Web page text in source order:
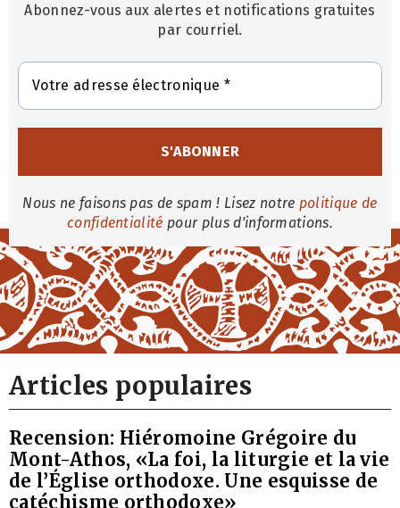
Abonnez-vous aux alertes et notifications gratuites
par courriel.
Nous ne faisons pas de spam ! Lisez notre politique de
confidentialité pour plus d'informations.
Articles populaires
Recension: Hiéromoine Grégoire du
Mont-Athos, «La foi, la liturgie et la vie
de l’Église orthodoxe. Une esquisse de
catéchisme orthodoxe»